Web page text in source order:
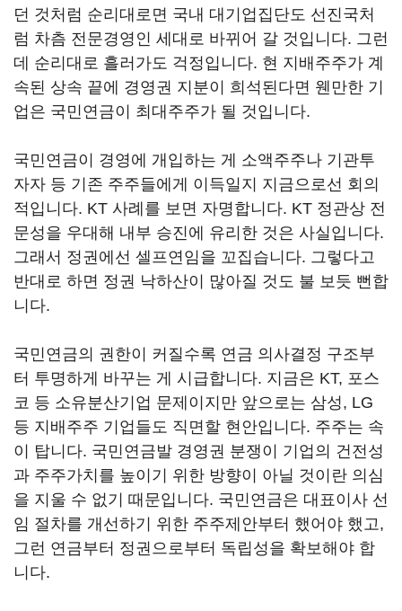
던 것처럼 순리대로면 국내 대기업집단도 선진국처
럼 차츰 전문경영인 세대로 바뀌어 갈 것입니다. 그런
데 순리대로 흘러가도 걱정입니다. 현 지배주주가 계
속된 상속 끝에 경영권 지분이 희석된다면 웬만한 기
업은 국민연금이 최대주주가 될 것입니다.
국민연금이 경영에 개입하는 게 소액주주나 기관투
자자 등 기존 주주들에게 이득일지 지금으로선 회의
적입니다. KT 사례를 보면 자명합니다. KT 정관상 전
문성을 우대해 내부 승진에 유리한 것은 사실입니다.
그래서 정권에선 셀프연임을 꼬집습니다. 그렇다고
반대로 하면 정권 낙하산이 많아질 것도 불 보듯 뻔합
니다.
국민연금의 권한이 커질수록 연금 의사결정 구조부
터 투명하게 바꾸는 게 시급합니다. 지금은 KT, 포스
코 등 소유분산기업 문제이지만 앞으로는 삼성, LG
등 지배주주 기업들도 직면할 현안입니다. 주주는 속
이 탑니다. 국민연금발 경영권 분쟁이 기업의 건전성
과 주주가치를 높이기 위한 방향이 아닐 것이란 의심
을 지울 수 없기 때문입니다. 국민연금은 대표이사 선
임 절차를 개선하기 위한 주주제안부터 했어야 했고,
그런 연금부터 정권으로부터 독립성을 확보해야 합
니다.